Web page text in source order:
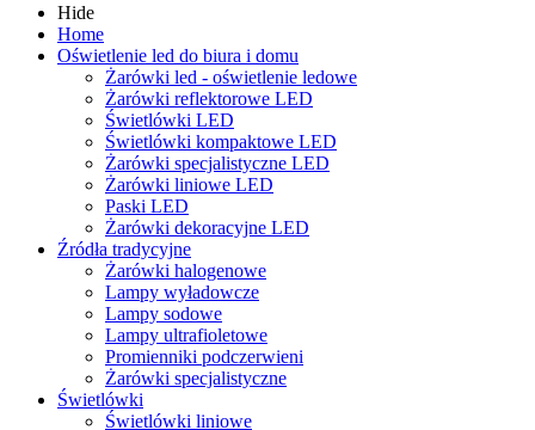
Hide
Home
Oświetlenie led do biura i domu
Żarówki led - oświetlenie ledowe
Żarówki reflektorowe LED
Świetlówki LED
Świetlówki kompaktowe LED
Żarówki specjalistyczne LED
Żarówki liniowe LED
Paski LED
Żarówki dekoracyjne LED
Źródła tradycyjne
Żarówki halogenowe
Lampy wyładowcze
Lampy sodowe
Lampy ultrafioletowe
Promienniki podczerwieni
Żarówki specjalistyczne
Świetlówki
Świetlówki liniowe